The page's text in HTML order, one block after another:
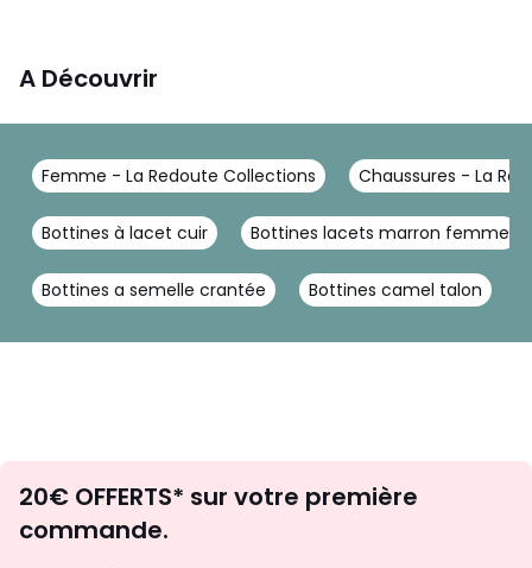
A Découvrir
Femme - La Redoute Collections Chaussures - La
Bottines à lacet cuir Bottines lacets marron femme
Bottines a semelle crantée Bottines camel talon
d'inspirations
20€ OFFERTS* sur votre première
commande.